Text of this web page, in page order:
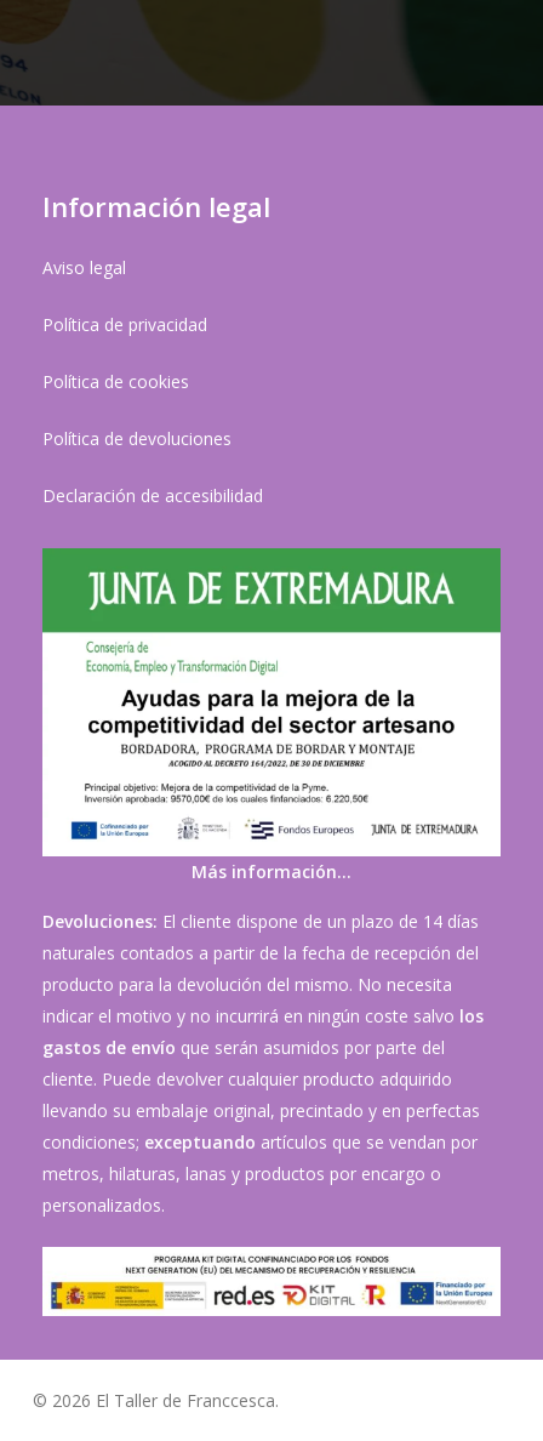
Información legal
Aviso legal
Política de privacidad
Política de cookies
Política de devoluciones
Declaración de accesibilidad
Más información…
Devoluciones: El cliente dispone de un plazo de 14 días
naturales contados a partir de la fecha de recepción del
producto para la devolución del mismo. No necesita
indicar el motivo y no incurrirá en ningún coste salvo los
gastos de envío que serán asumidos por parte del
cliente. Puede devolver cualquier producto adquirido
llevando su embalaje original, precintado y en perfectas
condiciones; exceptuando artículos que se vendan por
metros, hilaturas, lanas y productos por encargo o
personalizados.
© 2026 El Taller de Franccesca.